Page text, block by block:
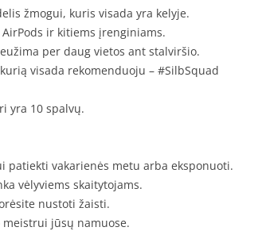
žmogui, kuris visada yra kelyje.
ir kitiems įrenginiams.
per daug vietos ant stalviršio.
visada rekomenduoju – #SilbSquad
yra 10 spalvų.
patiekti vakarienės metu arba eksponuoti.
vėlyviems skaitytojams.
nustoti žaisti.
jūsų namuose.